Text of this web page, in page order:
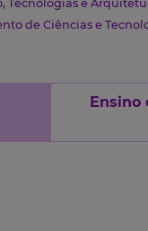
Tecnologias e
de Ciências e
Ensino